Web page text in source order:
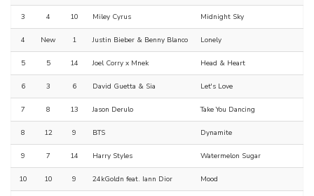
3 4 10 Miley Cyrus Midnight Sky
4 New 1 Justin Bieber & Benny Blanco Lonely
5 5 14 Joel Corry x Mnek Head & Heart
6 3 6 David Guetta & Sia Let's Love
7 8 13 Jason Derulo Take You Dancing
8 12 9 BTS Dynamite
9 7 14 Harry Styles Watermelon Sugar
10 10 9 24kGoldn feat. Iann Dior Mood